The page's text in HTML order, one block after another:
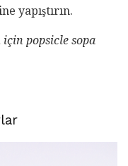
yapıştırın.
için popsicle sopa